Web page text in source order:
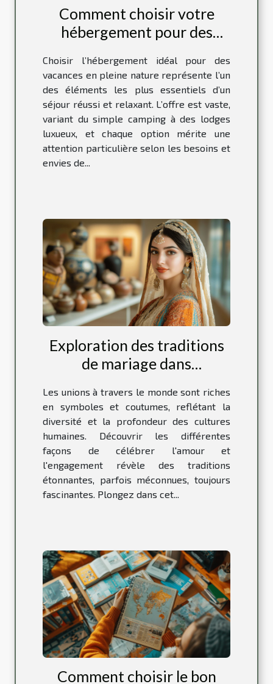
Comment choisir votre
hébergement pour des
nature ?
Choisir l’hébergement idéal pour des
vacances en pleine nature représente l’un
des éléments les plus essentiels d’un
séjour réussi et relaxant. L’offre est vaste,
variant du simple camping à des lodges
luxueux, et chaque option mérite une
attention particulière selon les besoins et
envies de...
Exploration des traditions
de mariage dans
Les unions à travers le monde sont riches
en symboles et coutumes, reflétant la
diversité et la profondeur des cultures
humaines. Découvrir les différentes
façons de célébrer l'amour et
l'engagement révèle des traditions
étonnantes, parfois méconnues, toujours
fascinantes. Plongez dans cet...
Comment choisir le bon